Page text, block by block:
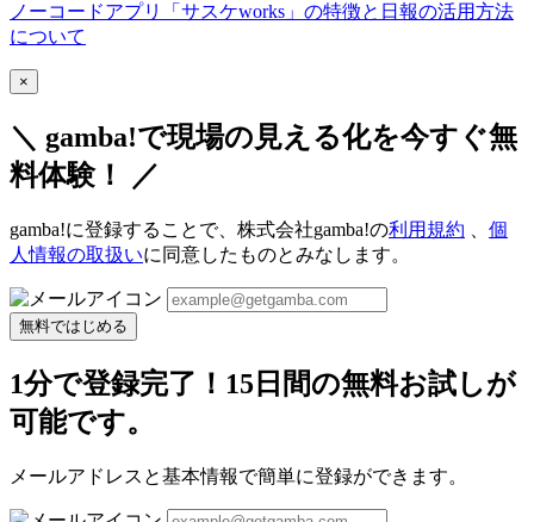
ノーコードアプリ「サスケworks」の特徴と日報の活用方法
について
×
＼ gamba!で現場の見える化を今すぐ無
料体験！ ／
gamba!に登録することで、株式会社gamba!の利用規約
個
人情報の取扱いに同意したものとみなします。
無料ではじめる
1分で登録完了！15日間の無料お試しが
可能です。
メールアドレスと基本情報で簡単に登録ができます。